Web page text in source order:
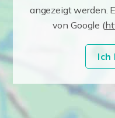
angezeigt werden.
von Google (
Ich